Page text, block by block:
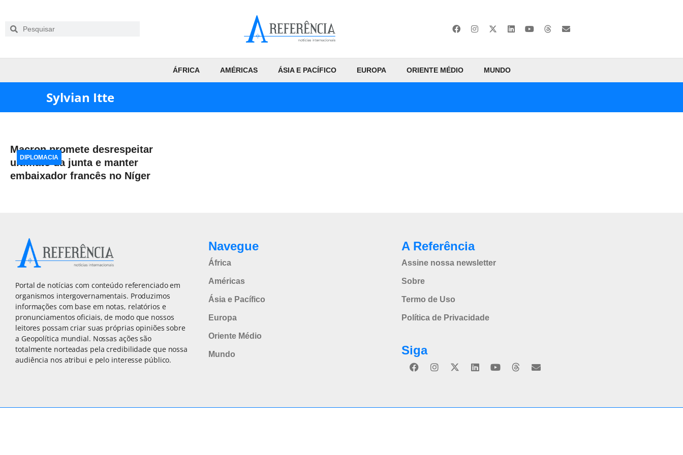
ÁFRICA AMÉRICAS ÁSIA E PACÍFICO EUROPA ORIENTE MÉDIO MUNDO
Sylvian Itte
Macron promete desrespeitar
ultimato da junta e manter
embaixador francês no Níger
DIPLOMACIA
Portal de notícias com conteúdo referenciado em
organismos intergovernamentais. Produzimos
informações com base em notas, relatórios e
pronunciamentos oficiais, de modo que nossos
leitores possam criar suas próprias opiniões sobre
a Geopolítica mundial. Nossas ações são
totalmente norteadas pela credibilidade que nossa
audiência nos atribui e pelo interesse público.
Navegue
África
Américas
Ásia e Pacífico
Europa
Oriente Médio
Mundo
A Referência
Assine nossa newsletter
Sobre
Termo de Uso
Política de Privacidade
Siga